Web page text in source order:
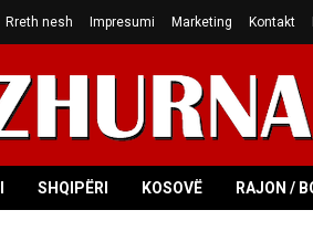
Rreth nesh Impresumi Marketing Kontakt
SHQIPËRI KOSOVË RAJON /